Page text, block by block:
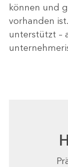
können und
vorhanden
unterstützt –